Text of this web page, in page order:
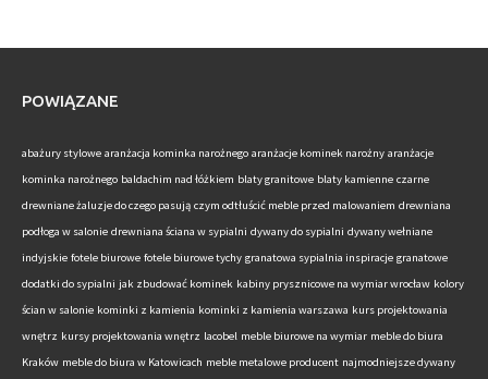
POWIĄZANE
abażury stylowe aranżacja kominka narożnego aranżacje kominek narożny aranżacje
kominka narożnego baldachim nad łóżkiem blaty granitowe blaty kamienne czarne
drewniane żaluzje do czego pasują czym odtłuścić meble przed malowaniem drewniana
podłoga w salonie drewniana ściana w sypialni dywany do sypialni dywany wełniane
indyjskie fotele biurowe fotele biurowe tychy granatowa sypialnia inspiracje granatowe
dodatki do sypialni jak zbudować kominek kabiny prysznicowe na wymiar wrocław kolory
ścian w salonie kominki z kamienia kominki z kamienia warszawa kurs projektowania
wnętrz kursy projektowania wnętrz lacobel meble biurowe na wymiar meble do biura
Kraków meble do biura w Katowicach meble metalowe producent najmodniejsze dywany